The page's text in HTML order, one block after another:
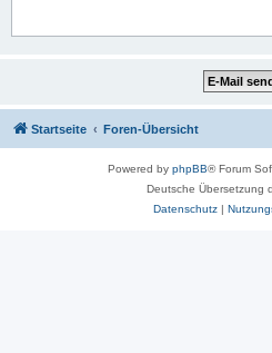
Startseite Foren-Übersicht
Powered by phpBB® Forum
Deutsche Übersetzung
Datenschutz|